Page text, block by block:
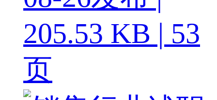
205.53 KB | 53
页